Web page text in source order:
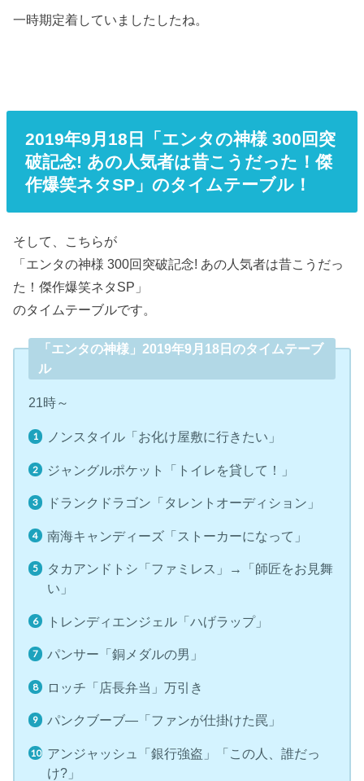
一時期定着していましたしたね。
2019年9月18日「エンタの神様 300回突
破記念! あの人気者は昔こうだった！傑
作爆笑ネタSP」のタイムテーブル！
そして、こちらが
「エンタの神様 300回突破記念! あの人気者は昔こうだっ
た！傑作爆笑ネタSP」
のタイムテーブルです。
「エンタの神様」2019年9月18日のタイムテーブ
ル
21時～
ノンスタイル「お化け屋敷に行きたい」
ジャングルポケット「トイレを貸して！」
ドランクドラゴン「タレントオーディション」
南海キャンディーズ「ストーカーになって」
タカアンドトシ「ファミレス」→「師匠をお見舞
い」
トレンディエンジェル「ハげラップ」
パンサー「銅メダルの男」
ロッチ「店長弁当」万引き
パンクブーブ―「ファンが仕掛けた罠」
アンジャッシュ「銀行強盗」「この人、誰だっ
け?」